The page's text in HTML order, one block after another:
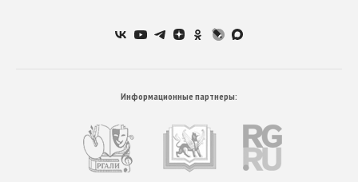
Информационные партнеры: